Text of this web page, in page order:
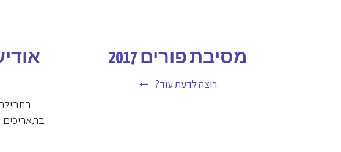
מסיבת פורים 2017
רוצה לדעת עוד?
בתאריכים